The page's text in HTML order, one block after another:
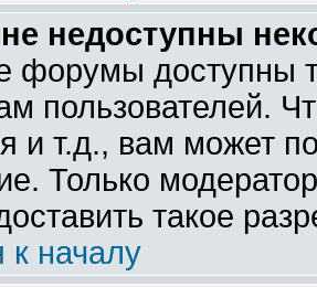
недоступны
форумы доступны
пользователей.
и т.д., вам может
Только
такое
к началу